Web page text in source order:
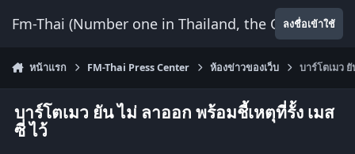
Fm-Thai (Number one in Thailand, the Onlyลงชื่อเข้าใช้
หน้าแรก FM-Thai Press Center ห้องข่าวของเว็บ บาร์โตเมว
บาร์โตเมว ยัน ไม่ ลาออก พร้อมชี้เหตุที่รั้ง เมส
ซี่ ไว้